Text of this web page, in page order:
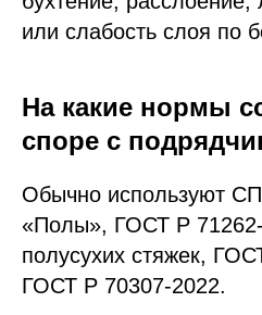
или слабость слоя по
На какие нормы
споре с
Обычно используют
«Полы», ГОСТ Р
полусухих стяжек,
ГОСТ Р 70307-2022.